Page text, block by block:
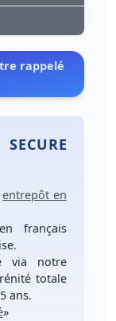
rappelé
entrepôt en
français
via notre
totale
ans.
»